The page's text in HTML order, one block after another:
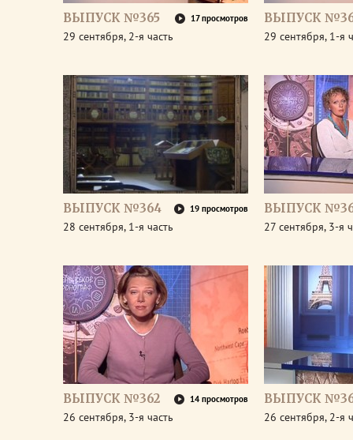
ВЫПУСК №365 17 просмотров
29 сентября, 2-я часть
ВЫПУСК
29 сентября, 1-я
ВЫПУСК №364 19 просмотров
28 сентября, 1-я часть
ВЫПУСК
27 сентября, 3-я
ВЫПУСК №362 14 просмотров
26 сентября, 3-я часть
ВЫПУСК
26 сентября, 2-я